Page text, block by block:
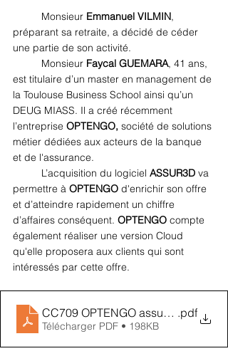
Monsieur Emmanuel VILMIN,
préparant sa retraite, a décidé de céder
une partie de son activité.
Monsieur Faycal GUEMARA, 41 ans,
est titulaire d’un master en management de
la Toulouse Business School ainsi qu’un
DEUG MIASS. Il a créé récemment
l’entreprise OPTENGO, société de solutions
métier dédiées aux acteurs de la banque
et de l'assurance.
L’acquisition du logiciel ASSUR3D va
permettre à OPTENGO d'enrichir son offre
et d’atteindre rapidement un chiffre
d’affaires conséquent. OPTENGO compte
également réaliser une version Cloud
qu'elle proposera aux clients qui sont
intéressés par cette offre.
CC709 OPTENGO assure sa.pdf
Télécharger PDF • 198KB